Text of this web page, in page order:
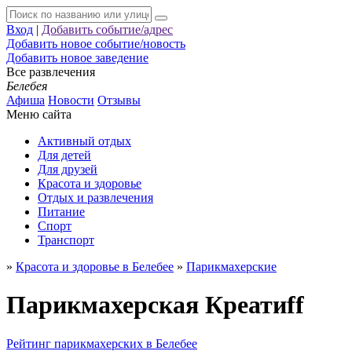
Вход | Добавить событие/адрес
Добавить новое событие/новость
Добавить новое заведение
Все развлечения
Белебея
Афиша Новости Отзывы
Меню сайта
Активный отдых
Для детей
Для друзей
Красота и здоровье
Отдых и развлечения
Питание
Спорт
Транспорт
» Красота и здоровье в Белебее » Парикмахерские
Парикмахерская Креатиff
Рейтинг парикмахерских в Белебее